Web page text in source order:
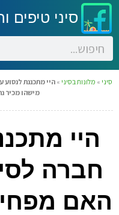
סיני טיפים
סיני » מלונות בסיני »
מישהו מכיר
היי